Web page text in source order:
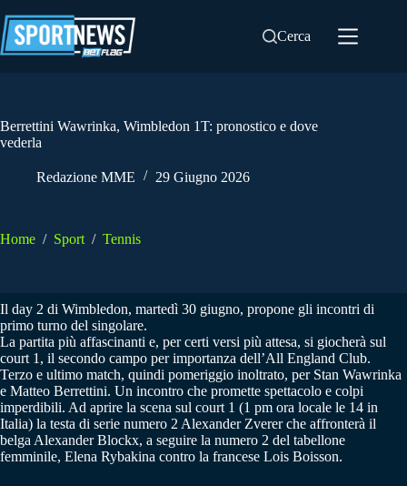
al
contenuto
Cerca
Berrettini Wawrinka, Wimbledon 1T: pronostico e dove
vederla
Redazione MME 29 Giugno 2026
Home / Sport / Tennis
Il day 2 di Wimbledon, martedì 30 giugno, propone gli incontri di
primo turno del singolare.
La partita più affascinanti e, per certi versi più attesa, si giocherà sul
court 1, il secondo campo per importanza dell’All England Club.
Terzo e ultimo match, quindi pomeriggio inoltrato, per Stan Wawrinka
e Matteo Berrettini. Un incontro che promette spettacolo e colpi
imperdibili. Ad aprire la scena sul court 1 (1 pm ora locale le 14 in
Italia) la testa di serie numero 2 Alexander Zverer che affronterà il
belga Alexander Blockx, a seguire la numero 2 del tabellone
femminile, Elena Rybakina contro la francese Lois Boisson.